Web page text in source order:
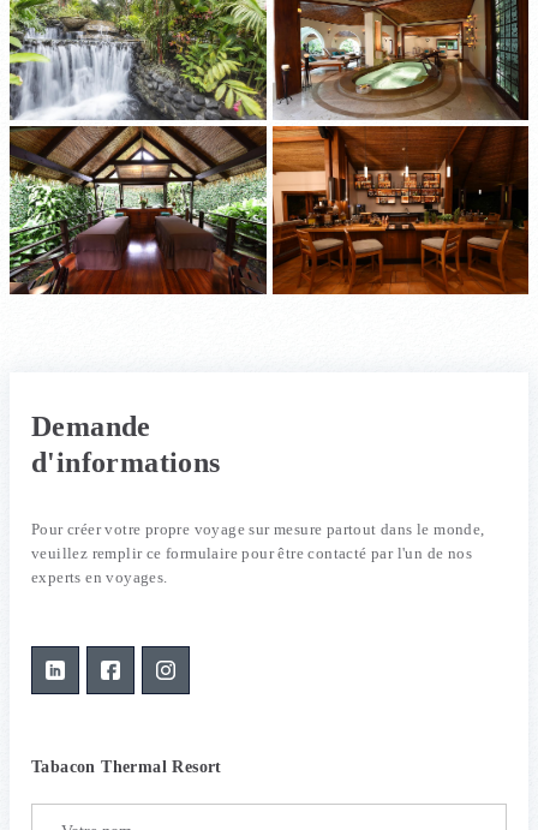
Demande
d'informations
Pour créer votre propre voyage sur mesure partout dans le monde,
veuillez remplir ce formulaire pour être contacté par l'un de nos
experts en voyages.
Tabacon Thermal Resort